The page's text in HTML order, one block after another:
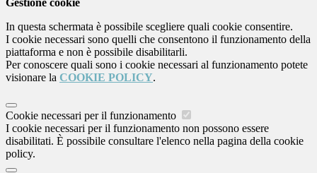
In questa schermata è possibile scegliere quali cookie consentire.
I cookie necessari sono quelli che consentono il funzionamento della
piattaforma e non è possibile disabilitarli.
Per conoscere quali sono i cookie necessari al funzionamento potete
visionare la COOKIE POLICY.
Cookie necessari per il funzionamento
I cookie necessari per il funzionamento non possono essere
disabilitati. È possibile consultare l'elenco nella pagina della cookie
policy.